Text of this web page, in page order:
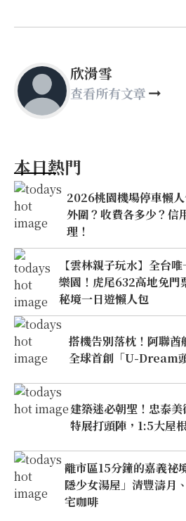
欣滑雪
查看所有文章
本日熱門
2026桃園機場停車懶
外圍？收費各多少？信
理！
【雲林親子玩水】全台
樂園！虎尾632高地免門
秘境一日遊懶人包
搭機告別落枕！阿聯酋
全球首創「U-Dream
建築迷必朝聖！忠泰
特展打頭陣，1:5大屋
離市區15分鐘的嘉義祕
隱少女湯屋」清豐濤月
宅咖啡